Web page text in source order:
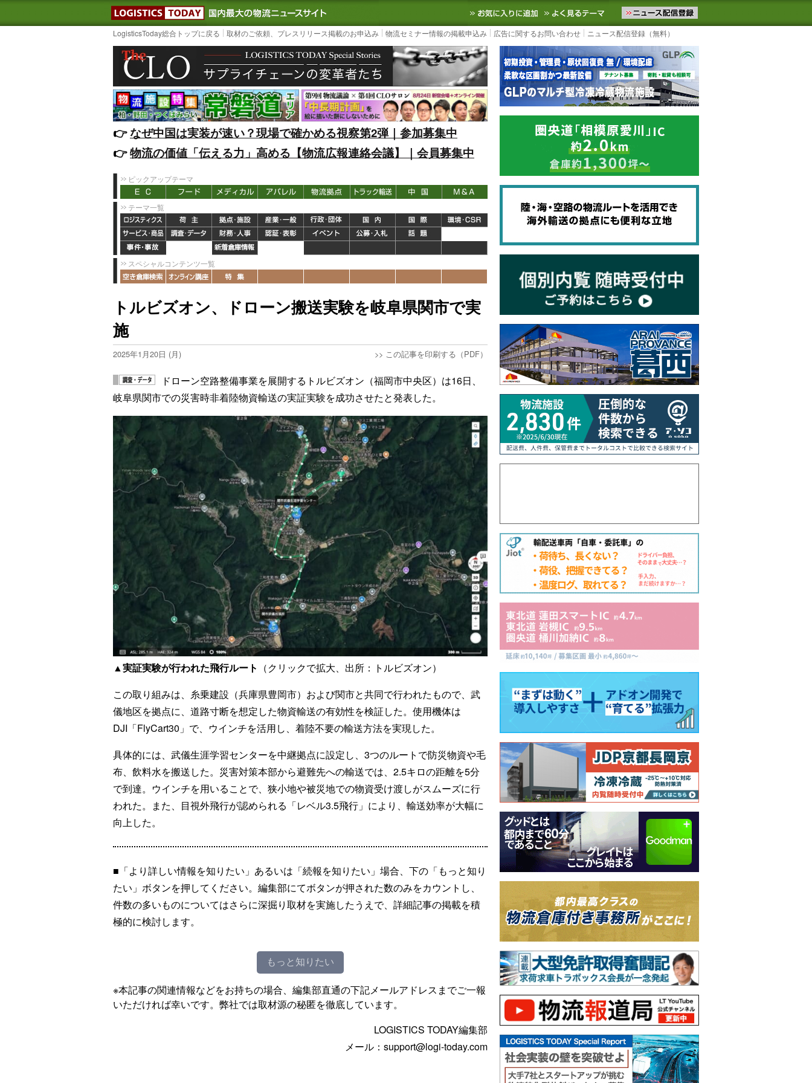
LOGISTICS TODAY｜国内最大の物流ニュースサイト3PL, SCMなど国内外の最新の物流ニュースをお届けします。物流ニュースメール配信を登録す
お気に入りに追加 よく見るテーマ
LogisticsToday総合トップに戻る 取材のご依頼、プレスリリース掲載のお申込み 物流セミナー情報の掲載申込み 広告に関するお問い合わせ ニュース配信登録（無料）
👉️なぜ中国は実装が速い？現場で確かめる視察第2弾｜参加募集中
👉️物流の価値「伝える力」高める【物流広報連絡会議】｜会員募集中
ピックアップテーマ
テーマ一覧
スペシャルコンテンツ一覧
トルビズオン、ドローン搬送実験を岐阜県関市で実
施
2025年1月20日 (月) >> この記事を印刷する（PDF）
ドローン空路整備事業を展開するトルビズオン（福岡市中央区）は16日、
岐阜県関市での災害時非着陸物資輸送の実証実験を成功させたと発表した。
▲実証実験が行われた飛行ルート （クリックで拡大、出所：トルビズオン）
この取り組みは、糸乗建設（兵庫県豊岡市）および関市と共同で行われたもので、武
儀地区を拠点に、道路寸断を想定した物資輸送の有効性を検証した。使用機体は
DJI「FlyCart30」で、ウインチを活用し、着陸不要の輸送方法を実現した。
具体的には、武儀生涯学習センターを中継拠点に設定し、3つのルートで防災物資や毛
布、飲料水を搬送した。災害対策本部から避難先への輸送では、2.5キロの距離を5分
で到達。ウインチを用いることで、狭小地や被災地での物資受け渡しがスムーズに行
われた。また、目視外飛行が認められる「レベル3.5飛行」により、輸送効率が大幅に
向上した。
■「より詳しい情報を知りたい」あるいは「続報を知りたい」場合、下の「もっと知り
たい」ボタンを押してください。編集部にてボタンが押された数のみをカウントし、
件数の多いものについてはさらに深掘り取材を実施したうえで、詳細記事の掲載を積
極的に検討します。
もっと知りたい
※本記事の関連情報などをお持ちの場合、編集部直通の下記メールアドレスまでご一報
いただければ幸いです。弊社では取材源の秘匿を徹底しています。
LOGISTICS TODAY編集部
メール：support@logi-today.com